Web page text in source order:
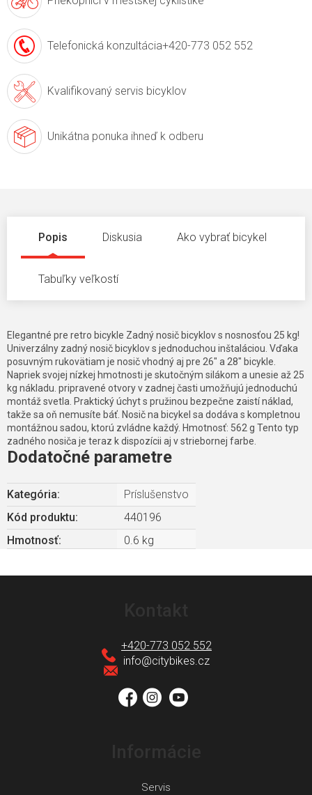
Telefonická konzultácia+420-773 052 552
Kvalifikovaný servis bicyklov
Unikátna ponuka ihneď k odberu
Popis Diskusia Ako vybrať bicykel
Tabuľky veľkostí
Elegantné pre retro bicykle Zadný nosič bicyklov s nosnosťou 25 kg!
Univerzálny zadný nosič bicyklov s jednoduchou inštaláciou. Vďaka
posuvným rukovätiam je nosič vhodný aj pre 26" a 28" bicykle.
Napriek svojej nízkej hmotnosti je skutočným silákom a unesie až 25
kg nákladu. pripravené otvory v zadnej časti umožňujú jednoduchú
montáž svetla. Praktický úchyt s pružinou bezpečne zaistí náklad,
takže sa oň nemusíte báť. Nosič na bicykel sa dodáva s kompletnou
montážnou sadou, ktorú zvládne každý. Hmotnosť: 562 g Tento typ
zadného nosiča je teraz k dispozícii aj v striebornej farbe.
Dodatočné parametre
Kategória:
Príslušenstvo
Kód produktu:
440196
Hmotnosť: 0.6 kg
info@citybikes.cz
+420-773 052 552
Servis